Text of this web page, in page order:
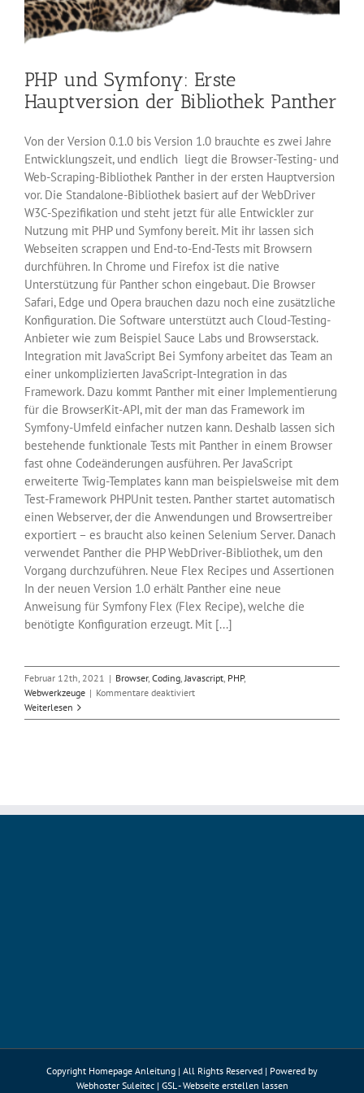
PHP und Symfony: Erste
Hauptversion der Bibliothek Panther
Von der Version 0.1.0 bis Version 1.0 brauchte es zwei Jahre
Entwicklungszeit, und endlich liegt die Browser-Testing- und
Web-Scraping-Bibliothek Panther in der ersten Hauptversion
vor. Die Standalone-Bibliothek basiert auf der WebDriver
W3C-Spezifikation und steht jetzt für alle Entwickler zur
Nutzung mit PHP und Symfony bereit. Mit ihr lassen sich
Webseiten scrappen und End-to-End-Tests mit Browsern
durchführen. In Chrome und Firefox ist die native
Unterstützung für Panther schon eingebaut. Die Browser
Safari, Edge und Opera brauchen dazu noch eine zusätzliche
Konfiguration. Die Software unterstützt auch Cloud-Testing-
Anbieter wie zum Beispiel Sauce Labs und Browserstack.
Integration mit JavaScript Bei Symfony arbeitet das Team an
einer unkomplizierten JavaScript-Integration in das
Framework. Dazu kommt Panther mit einer Implementierung
für die BrowserKit-API, mit der man das Framework im
Symfony-Umfeld einfacher nutzen kann. Deshalb lassen sich
bestehende funktionale Tests mit Panther in einem Browser
fast ohne Codeänderungen ausführen. Per JavaScript
erweiterte Twig-Templates kann man beispielsweise mit dem
Test-Framework PHPUnit testen. Panther startet automatisch
einen Webserver, der die Anwendungen und Browsertreiber
exportiert – es braucht also keinen Selenium Server. Danach
verwendet Panther die PHP WebDriver-Bibliothek, um den
Vorgang durchzuführen. Neue Flex Recipes und Assertionen
In der neuen Version 1.0 erhält Panther eine neue
Anweisung für Symfony Flex (Flex Recipe), welche die
benötigte Konfiguration erzeugt. Mit [...]
Februar 12th, 2021 | Browser, Coding,Javascript, PHP,
Webwerkzeuge | Kommentare deaktiviertfür
und
Weiterlesen
Copyright Homepage Anleitung | All Rights Reserved | Powered by
Webhoster Suleitec| GSL - Webseite erstellen lassen